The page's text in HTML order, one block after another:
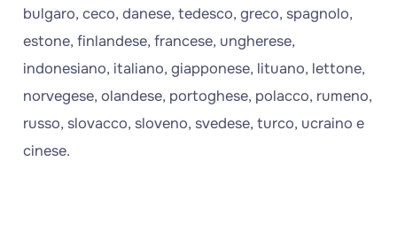
bulgaro, ceco, danese, tedesco, greco, spagnolo,
estone, finlandese, francese, ungherese,
indonesiano, italiano, giapponese, lituano, lettone,
norvegese, olandese, portoghese, polacco, rumeno,
russo, slovacco, sloveno, svedese, turco, ucraino e
cinese.